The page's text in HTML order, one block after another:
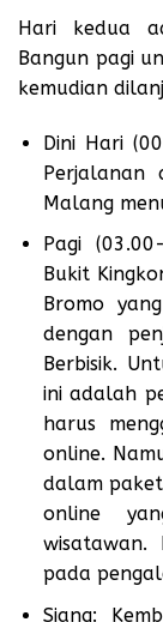
Hari kedua
Bangun pagi
kemudian
Dini Hari
Perjalanan
Malang
Pagi
Bukit
Bromo
dengan
Berbisik.
ini adalah
harus
online.
dalam
online
pada
Siang: